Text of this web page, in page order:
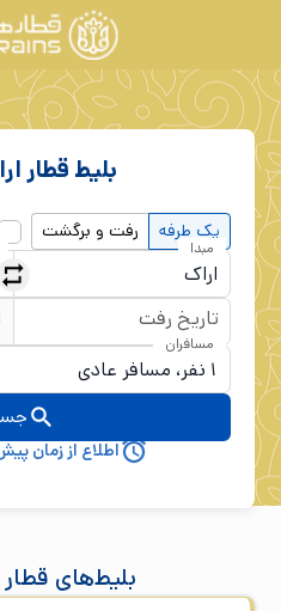
بلیط قطار
یک طرفه رفت و برگشت
مبدا
تاریخ رفت
مسافران
اطلاع از زمان
بلیط‌های